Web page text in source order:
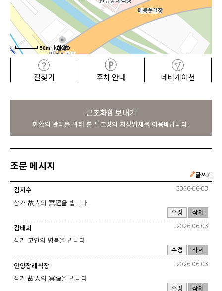
50m
길찾기 주차 안내 네비게이션
근조화환 보내기
화환의 관리를 위해 본 부고장의 지정업체를 이용바랍니다.
조문 메시지
글쓰기
김지수
2026-06-03
삼가 故人의 冥福을 빕니다.
수정
삭제
김태희
2026-06-03
삼가 고인의 명복을 빕니다
수정
삭제
안양장례식장
2026-06-03
삼가 故人의 冥福을 빕니다
수정
삭제